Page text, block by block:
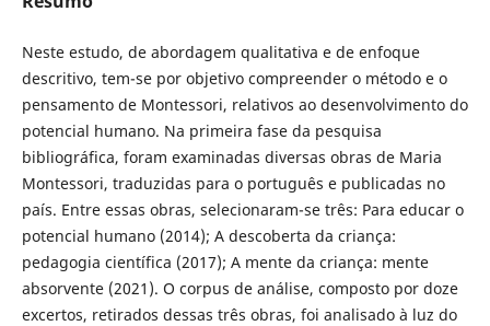
Neste estudo, de abordagem qualitativa e de enfoque
descritivo, tem-se por objetivo compreender o método e o
pensamento de Montessori, relativos ao desenvolvimento do
potencial humano. Na primeira fase da pesquisa
bibliográfica, foram examinadas diversas obras de Maria
Montessori, traduzidas para o português e publicadas no
país. Entre essas obras, selecionaram-se três: Para educar o
potencial humano (2014); A descoberta da criança:
pedagogia científica (2017); A mente da criança: mente
absorvente (2021). O corpus de análise, composto por doze
excertos, retirados dessas três obras, foi analisado à luz do